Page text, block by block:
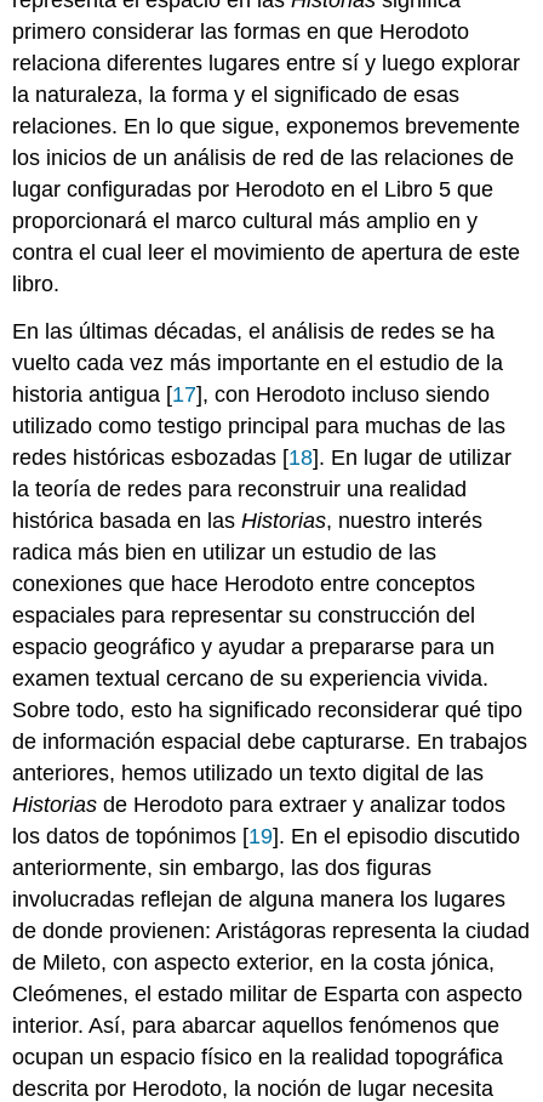
primero considerar las formas en que Herodoto
relaciona diferentes lugares entre sí y luego explorar
la naturaleza, la forma y el significado de esas
relaciones. En lo que sigue, exponemos brevemente
los inicios de un análisis de red de las relaciones de
lugar configuradas por Herodoto en el Libro 5 que
proporcionará el marco cultural más amplio en y
contra el cual leer el movimiento de apertura de este
libro.
En las últimas décadas, el análisis de redes se ha
vuelto cada vez más importante en el estudio de la
historia antigua [17], con Herodoto incluso siendo
utilizado como testigo principal para muchas de las
redes históricas esbozadas [18]. En lugar de utilizar
la teoría de redes para reconstruir una realidad
histórica basada en lasHistorias, nuestro interés
radica más bien en utilizar un estudio de las
conexiones que hace Herodoto entre conceptos
espaciales para representar su construcción del
espacio geográfico y ayudar a prepararse para un
examen textual cercano de su experiencia vivida.
Sobre todo, esto ha significado reconsiderar qué tipo
de información espacial debe capturarse. En trabajos
anteriores, hemos utilizado un texto digital de las
Historias de Herodoto para extraer y analizar todos
los datos de topónimos [19]. En el episodio discutido
anteriormente, sin embargo, las dos figuras
involucradas reflejan de alguna manera los lugares
de donde provienen: Aristágoras representa la ciudad
de Mileto, con aspecto exterior, en la costa jónica,
Cleómenes, el estado militar de Esparta con aspecto
interior. Así, para abarcar aquellos fenómenos que
ocupan un espacio físico en la realidad topográfica
descrita por Herodoto, la noción de lugar necesita